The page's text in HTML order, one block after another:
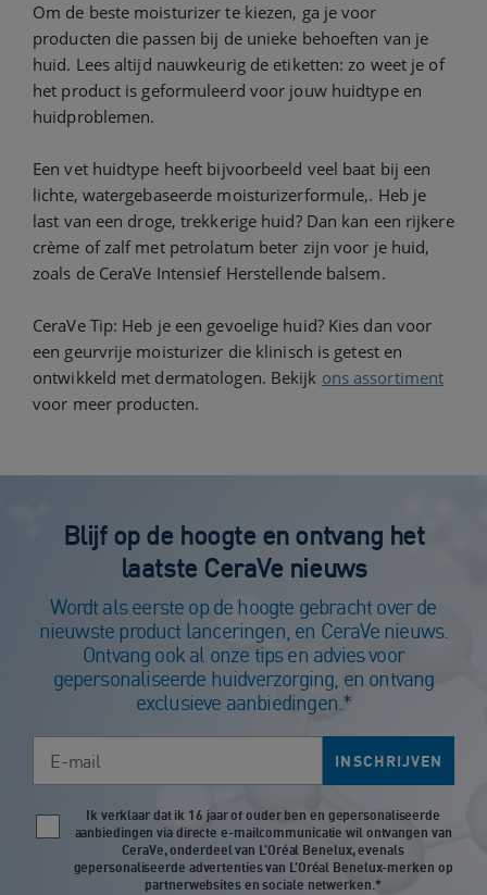
Om de beste moisturizer te kiezen, ga je voor
producten die passen bij de unieke behoeften van je
huid. Lees altijd nauwkeurig de etiketten: zo weet je of
het product is geformuleerd voor jouw huidtype en
huidproblemen.
Een vet huidtype heeft bijvoorbeeld veel baat bij een
lichte, watergebaseerde moisturizerformule,. Heb je
last van een droge, trekkerige huid? Dan kan een rijkere
crème of zalf met petrolatum beter zijn voor je huid,
zoals de CeraVe Intensief Herstellende balsem.
CeraVe Tip: Heb je een gevoelige huid? Kies dan voor
een geurvrije moisturizer die klinisch is getest en
ontwikkeld met dermatologen. Bekijk ons assortiment
voor meer producten.
Blijf op de hoogte en ontvang het
laatste CeraVe nieuws
Wordt als eerste op de hoogte gebracht over de
nieuwste product lanceringen, en CeraVe nieuws.
Ontvang ook al onze tips en advies voor
gepersonaliseerde huidverzorging, en ontvang
exclusieve aanbiedingen.*
INSCHRIJVEN
Newsletter policy
Ik verklaar dat ik 16 jaar of ouder ben en gepersonaliseerde
aanbiedingen via directe e-mailcommunicatie wil ontvangen van
CeraVe, onderdeel van L’Oréal Benelux, evenals
gepersonaliseerde advertenties van L’Oréal Benelux-merken op
partnerwebsites en sociale netwerken.*